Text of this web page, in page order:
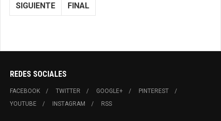
SIGUIENTE FINAL
REDES SOCIALES
FACEBOOK TWITTER GOOGLE+
PINTEREST
YOUTUBE
INSTAGRAM RSS